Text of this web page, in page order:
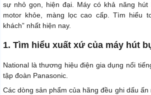
sự nhỏ gọn, hiện đại. Máy có khả năng
motor khỏe, màng lọc cao cấp. Tìm hiểu
khách” nhất hiện nay.
1. Tìm hiểu xuất xứ của máy hút
National là thương hiệu điện gia dụng nổi
tập đoàn Panasonic.
Các dòng sản phẩm của hãng đều ghi dấu